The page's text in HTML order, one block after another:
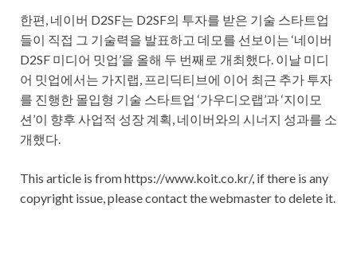
한편, 네이버 D2SF는 D2SF의 투자를 받은 기술 스타트업
들이 직접 그 기술력을 발표하고 데모를 선보이는 ‘네이버
D2SF 미디어 밋업’을 올해 두 번째로 개최했다. 이날 미디
어 밋업에서는 가지랩, 프리딕티브에 이어 최근 추가 투자
를 진행한 몰입형 기술 스타트업 ‘가우디오랩’과 ‘지이모
션’이 향후 사업적 성장 계획, 네이버와의 시너지 성과를 소
개했다.
This article is from https://www.koit.co.kr/, if there is any
copyright issue, please contact the webmaster to delete it.